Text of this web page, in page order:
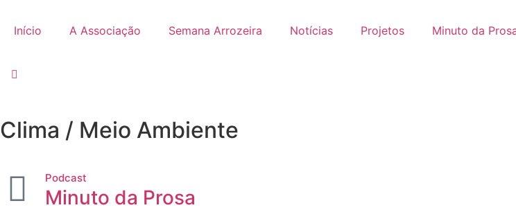
Início A Associação Semana Arrozeira Notícias Projetos Minuto da
Clima / Meio Ambiente
Podcast
Minuto da Prosa